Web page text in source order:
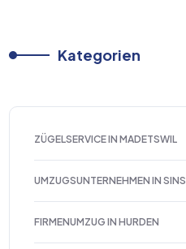
Kategorien
ZÜGELSERVICE IN MADETSWIL
UMZUGSUNTERNEHMEN IN SINS
FIRMENUMZUG IN HURDEN